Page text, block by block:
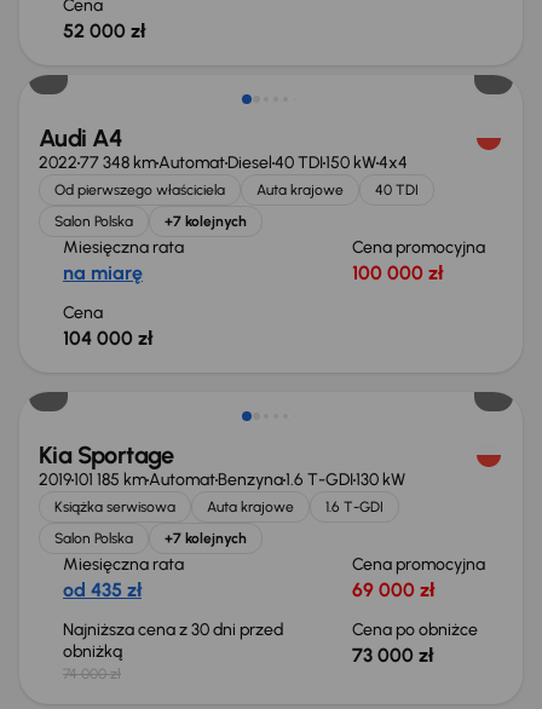
Cena
52 000 zł
Możliwość odliczenia VAT
Audi A4
202277 348 kmAutomatDiesel40 TDI150 kW4x4
Od pierwszego właściciela Auta krajowe
40 TDI
Salon Polska
+7 kolejnych
Miesięczna rata
na miarę
Cena promocyjna
100 000 zł
Cena
104 000 zł
Kia Sportage
2019101 185 kmAutomatBenzyna1.6 T-GDI130 kW
Książka serwisowa Auta krajowe
1.6 T-GDI
Salon Polska
+7 kolejnych
Miesięczna rata
od 435 zł
Cena promocyjna
69 000 zł
Najniższa cena z 30 dni przed
obniżką
74 000 zł
Cena po obniżce
73 000 zł
Taniej o 1 000 zł